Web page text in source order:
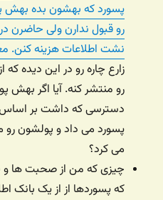
پسورد که بهشون بده بهش
رو قبول ندارن ولی حاضرن
نشت اطلاعات هزینه کنن.
زارع چاره رو در این دیده
رو منتشر کنه. آیا اگر بهش
دسترسی که داشت بر اساس
پسورد می داد و پولشون رو
می کرد؟
چیزی که من از صحبت ها و
که پسوردها از از یک بانک